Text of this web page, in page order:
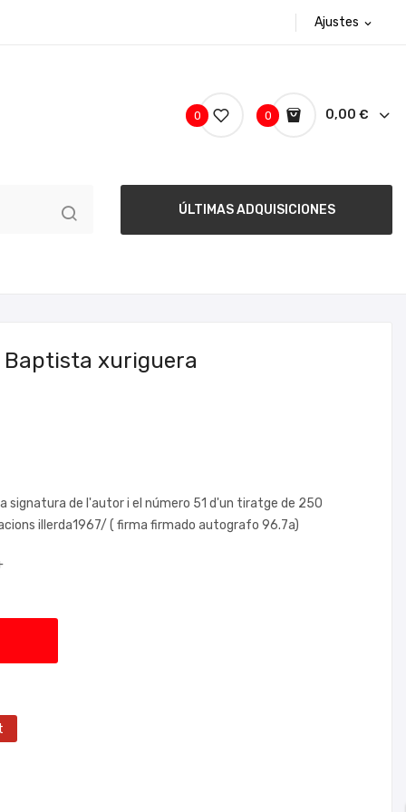
Ajustes expand_more
0 0,00 €
0
ÚLTIMAS ADQUISICIONES
Baptista xuriguera
signatura de l'autor i el número 51 d'un tiratge de 250
iIlerda1967/ ( firma firmado autografo 96.7a)